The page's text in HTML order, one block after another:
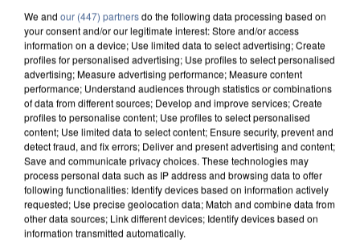
We and our (447) partnersdo the following data processing based on
your consent and/or our legitimate interest: Store and/or access
information on a device; Use limited data to select advertising; Create
profiles for personalised advertising; Use profiles to select personalised
advertising; Measure advertising performance; Measure content
performance; Understand audiences through statistics or combinations
of data from different sources; Develop and improve services; Create
profiles to personalise content; Use profiles to select personalised
content; Use limited data to select content; Ensure security, prevent and
detect fraud, and fix errors; Deliver and present advertising and content;
Save and communicate privacy choices. These technologies may
process personal data such as IP address and browsing data to offer
following functionalities: Identify devices based on information actively
requested; Use precise geolocation data; Match and combine data from
other data sources; Link different devices; Identify devices based on
information transmitted automatically.